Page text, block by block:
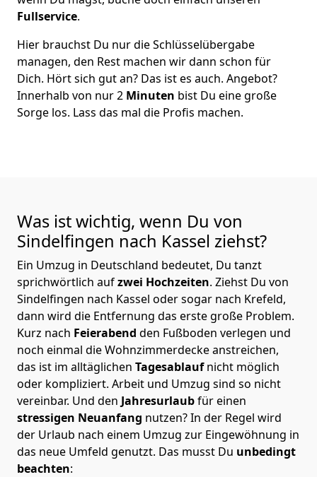
Fullservice.
Hier brauchst Du nur die Schlüsselübergabe
managen, den Rest machen wir dann schon für
Dich. Hört sich gut an? Das ist es auch. Angebot?
Innerhalb von nur 2 Minuten bist Du eine große
Sorge los. Lass das mal die Profis machen.
Was ist wichtig, wenn Du von
Sindelfingen nach Kassel ziehst?
Ein Umzug in Deutschland bedeutet, Du tanzt
sprichwörtlich aufzwei Hochzeiten. Ziehst Du von
Sindelfingen nach Kassel oder sogar nach Krefeld,
dann wird die Entfernung das erste große Problem.
Kurz nach Feierabend den Fußboden verlegen und
noch einmal die Wohnzimmerdecke anstreichen,
das ist im alltäglichen Tagesablaufnicht möglich
oder kompliziert. Arbeit und Umzug sind so nicht
vereinbar. Und den Jahresurlaubfür einen
stressigen Neuanfang nutzen? In der Regel wird
der Urlaub nach einem Umzug zur Eingewöhnung in
das neue Umfeld genutzt. Das musst Du unbedingt
beachten: